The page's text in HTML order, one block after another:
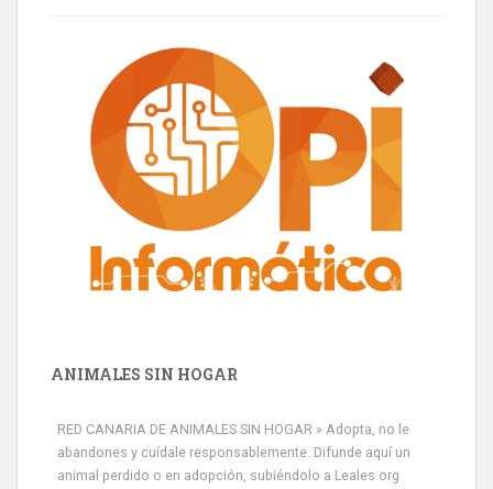
ANIMALES SIN HOGAR
RED CANARIA DE ANIMALES SIN HOGAR » Adopta, no le
abandones y cuídale responsablemente. Difunde aquí un
animal perdido o en adopción, subiéndolo a Leales.org